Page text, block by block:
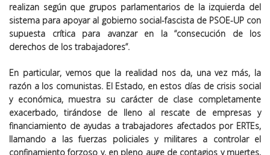
realizan según que grupos parlamentarios de la izquierda del
sistema para apoyar al gobierno social-fascista de PSOE-UP con
supuesta crítica para avanzar en la “consecución de los
derechos de los trabajadores”.
En particular, vemos que la realidad nos da, una vez más, la
razón a los comunistas. El Estado, en estos días de crisis social
y económica, muestra su carácter de clase completamente
exacerbado, tirándose de lleno al rescate de empresas y
financiamiento de ayudas a trabajadores afectados por ERTEs,
llamando a las fuerzas policiales y militares a controlar el
confinamiento forzoso y, en pleno auge de contagios y muertes,